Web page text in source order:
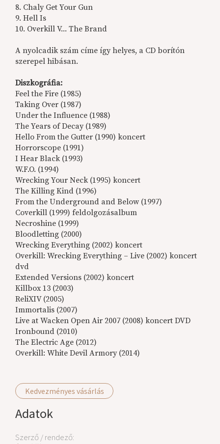
Kedvezményes vásárlás
Adatok
Szerző / rendező:
8. Chaly Get Your Gun
9. Hell Is
10. Overkill V... The Brand
A nyolcadik szám címe így helyes, a CD borítón
szerepel hibásan.
Diszkográfia:
Feel the Fire (1985)
Taking Over (1987)
Under the Influence (1988)
The Years of Decay (1989)
Hello From the Gutter (1990) koncert
Horrorscope (1991)
I Hear Black (1993)
W.F.O. (1994)
Wrecking Your Neck (1995) koncert
The Killing Kind (1996)
From the Underground and Below (1997)
Coverkill (1999) feldolgozásalbum
Necroshine (1999)
Bloodletting (2000)
Wrecking Everything (2002) koncert
Overkill: Wrecking Everything – Live (2002) koncert
dvd
Extended Versions (2002) koncert
Killbox 13 (2003)
ReliXIV (2005)
Immortalis (2007)
Live at Wacken Open Air 2007 (2008) koncert DVD
Ironbound (2010)
The Electric Age (2012)
Overkill: White Devil Armory (2014)